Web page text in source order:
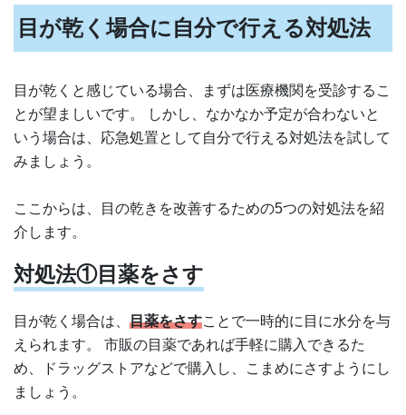
目が乾く場合に自分で行える対処法
目が乾くと感じている場合、まずは医療機関を受診するこ
とが望ましいです。 しかし、なかなか予定が合わないと
いう場合は、応急処置として自分で行える対処法を試して
みましょう。
ここからは、目の乾きを改善するための5つの対処法を紹
介します。
対処法①目薬をさす
目が乾く場合は、 目薬をさすことで一時的に目に水分を与
えられます。 市販の目薬であれば手軽に購入できるた
め、ドラッグストアなどで購入し、こまめにさすようにし
ましょう。